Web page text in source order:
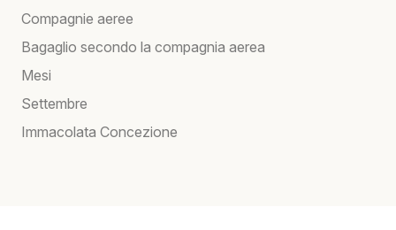
Compagnie aeree
Bagaglio secondo la compagnia aerea
Mesi
Settembre
Immacolata Concezione